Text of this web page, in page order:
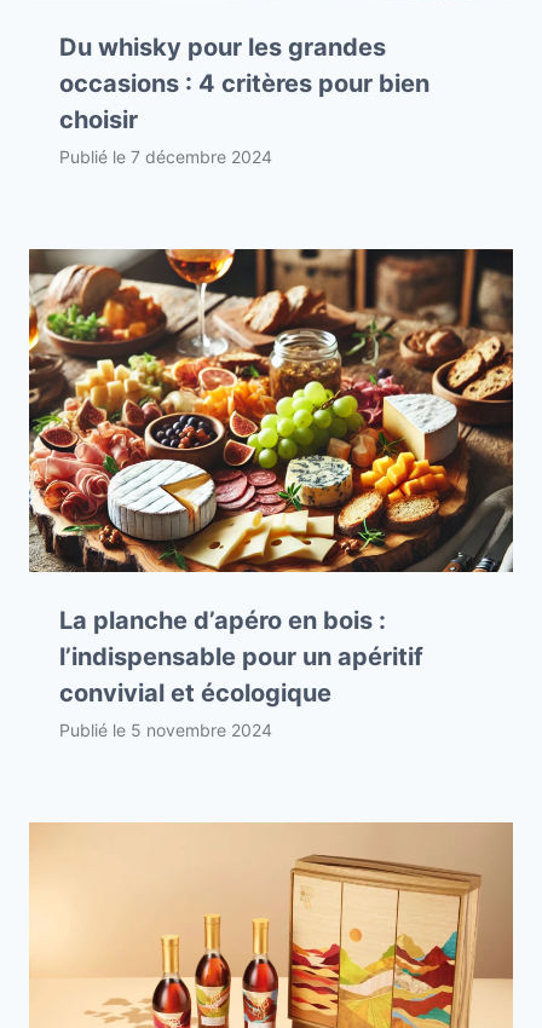
Du whisky pour les grandes
occasions : 4 critères pour bien
choisir
Publié le 7 décembre 2024
La planche d’apéro en bois :
l’indispensable pour un apéritif
convivial et écologique
Publié le 5 novembre 2024